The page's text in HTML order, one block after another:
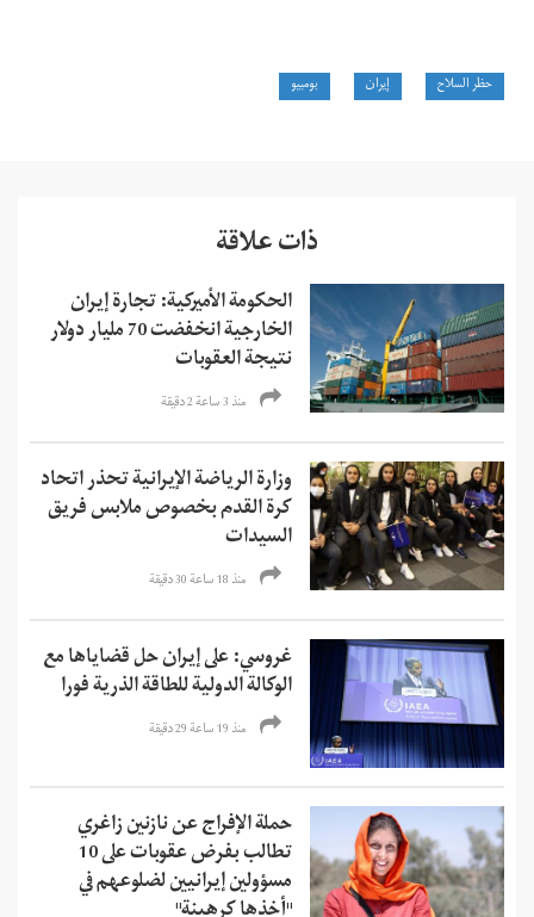
حظر السلاح إيران بومبيو
ذات علاقة
الحكومة الأميركية: تجارة إيران
الخارجية انخفضت 70 مليار دولار
نتيجة العقوبات
منذ 3 ساعة 2 دقیقة
وزارة الرياضة الإيرانية تحذر اتحاد
كرة القدم بخصوص ملابس فريق
السيدات
منذ 18 ساعة 30 دقیقة
غروسي: على إيران حل قضاياها مع
الوكالة الدولية للطاقة الذرية فورا
منذ 19 ساعة 29 دقیقة
حملة الإفراج عن نازنين زاغري
تطالب بفرض عقوبات على 10
مسؤولين إيرانيين لضلوعهم في